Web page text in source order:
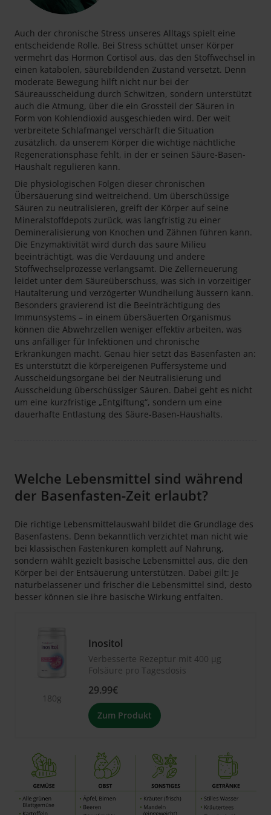
Auch der chronische Stress unseres Alltags spielt eine
entscheidende Rolle. Bei Stress schüttet unser Körper
vermehrt das Hormon Cortisol aus, das den Stoffwechsel in
einen katabolen, säurebildenden Zustand versetzt. Denn
moderate Bewegung hilft nicht nur bei der
Säureausscheidung durch Schwitzen, sondern unterstützt
auch die Atmung, über die ein Grossteil der Säuren in
Form von Kohlendioxid ausgeschieden wird. Der weit
verbreitete Schlafmangel verschärft die Situation
zusätzlich, da unserem Körper die wichtige nächtliche
Regenerationsphase fehlt, in der er seinen Säure-Basen-
Haushalt regulieren kann.
Die physiologischen Folgen dieser chronischen
Übersäuerung sind weitreichend. Um überschüssige
Säuren zu neutralisieren, greift der Körper auf seine
Mineralstoffdepots zurück, was langfristig zu einer
Demineralisierung von Knochen und Zähnen führen kann.
Die Enzymaktivität wird durch das saure Milieu
beeinträchtigt, was die Verdauung und andere
Stoffwechselprozesse verlangsamt. Die Zellerneuerung
leidet unter dem Säureüberschuss, was sich in vorzeitiger
Hautalterung und verzögerter Wundheilung äussern kann.
Besonders gravierend ist die Beeinträchtigung des
Immunsystems – in einem übersäuerten Organismus
können die Abwehrzellen weniger effektiv arbeiten, was
uns anfälliger für Infektionen und chronische
Erkrankungen macht. Genau hier setzt das Basenfasten an:
Es unterstützt die körpereigenen Puffersysteme und
Ausscheidungsorgane bei der Neutralisierung und
Ausscheidung überschüssiger Säuren. Dabei geht es nicht
um eine kurzfristige „Entgiftung“, sondern um eine
dauerhafte Entlastung des Säure-Basen-Haushalts.
Welche Lebensmittel sind während
der Basenfasten-Zeit erlaubt?
Die richtige Lebensmittelauswahl bildet die Grundlage des
Basenfastens. Denn bekanntlich verzichtet man nicht wie
bei klassischen Fastenkuren komplett auf Nahrung,
sondern wählt gezielt basische Lebensmittel aus, die den
Körper bei der Entsäuerung unterstützen. Dabei gilt: Je
naturbelassener und frischer die Lebensmittel sind, desto
besser können sie ihre basische Wirkung entfalten.
180g
Inositol
Verbesserte Rezeptur mit 400 μg
Folsäure pro Tagesdosis
29.99€
Zum Produkt